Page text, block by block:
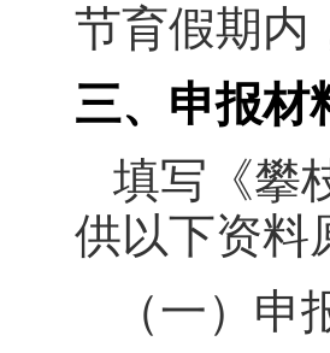
节育假期内
三、申报材
填写《攀
供以下资料
（一）